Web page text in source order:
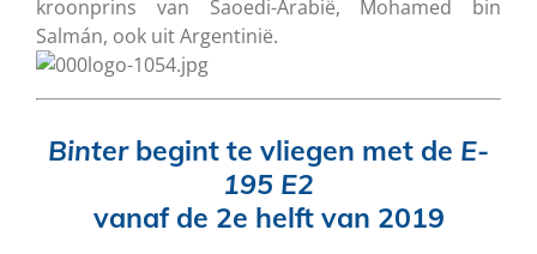
kroonprins van Saoedi-Arabië, Mohamed bin
Salmán, ook uit Argentinië.
Binterbegint te vliegen met de E-
195 E2
vanaf de 2e helft van 2019